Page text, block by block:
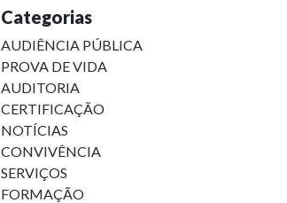
Categorias
AUDIÊNCIA PÚBLICA
PROVA DE VIDA
AUDITORIA
CERTIFICAÇÃO
NOTÍCIAS
CONVIVÊNCIA
SERVIÇOS
FORMAÇÃO